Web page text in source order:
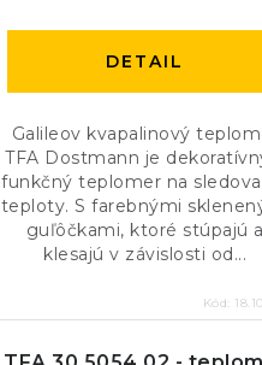
DETAIL
Galileov kvapalinový
TFA Dostmann je
funkčný teplomer na
teploty. S farebnými
guľôčkami, ktoré stúpajú a
klesajú v závislosti od...
Kód: